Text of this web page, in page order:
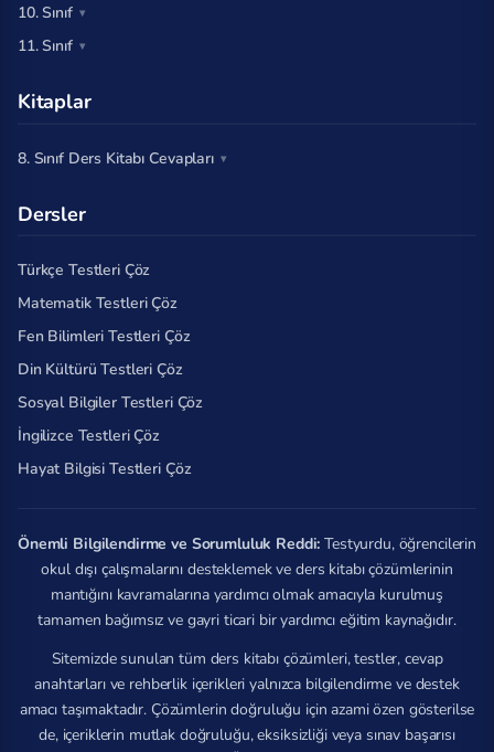
10. Sınıf
11. Sınıf
Kitaplar
8. Sınıf Ders Kitabı Cevapları
Dersler
Türkçe Testleri Çöz
Matematik Testleri Çöz
Fen Bilimleri Testleri Çöz
Din Kültürü Testleri Çöz
Sosyal Bilgiler Testleri Çöz
İngilizce Testleri Çöz
Hayat Bilgisi Testleri Çöz
Önemli Bilgilendirme ve Sorumluluk Reddi: Testyurdu, öğrencilerin
okul dışı çalışmalarını desteklemek ve ders kitabı çözümlerinin
mantığını kavramalarına yardımcı olmak amacıyla kurulmuş
tamamen bağımsız ve gayri ticari bir yardımcı eğitim kaynağıdır.
Sitemizde sunulan tüm ders kitabı çözümleri, testler, cevap
anahtarları ve rehberlik içerikleri yalnızca bilgilendirme ve destek
amacı taşımaktadır. Çözümlerin doğruluğu için azami özen gösterilse
de, içeriklerin mutlak doğruluğu, eksiksizliği veya sınav başarısı